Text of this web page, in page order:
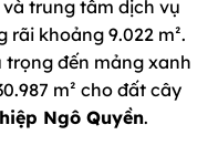
trung tâm dịch vụ
khoảng 9.022 m².
đến mảng xanh
m² cho đất cây
Ngô Quyền.